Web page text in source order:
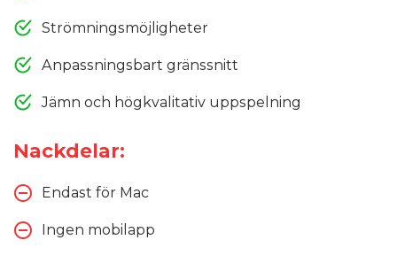
Strömningsmöjligheter
Anpassningsbart gränssnitt
Jämn och högkvalitativ uppspelning
Nackdelar:
Endast för Mac
Ingen mobilapp